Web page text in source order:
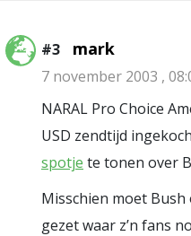
#3 mark
7 november 2003 ,
NARAL Pro Choice
USD zendtijd
spotje te tonen over
Misschien moet
gezet waar z’n fans